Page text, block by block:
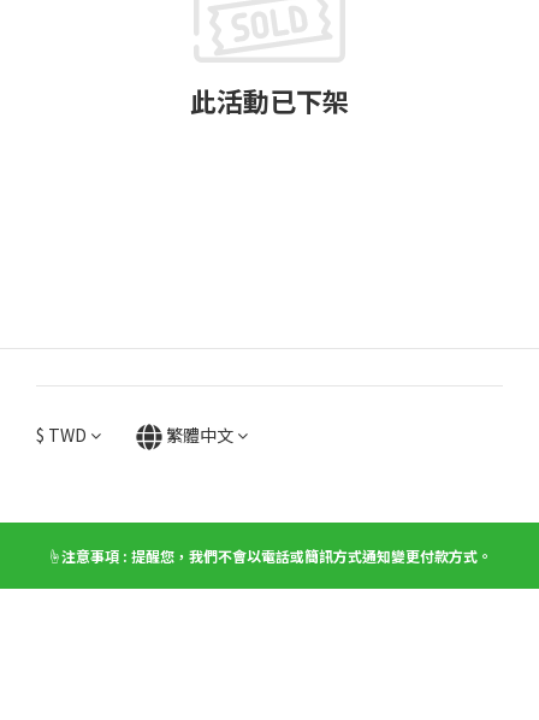
此活動已下架
$ TWD 繁體中文
☝️注意事項 : 提醒您，我們不會以電話或簡訊方式通知變更付款方式。